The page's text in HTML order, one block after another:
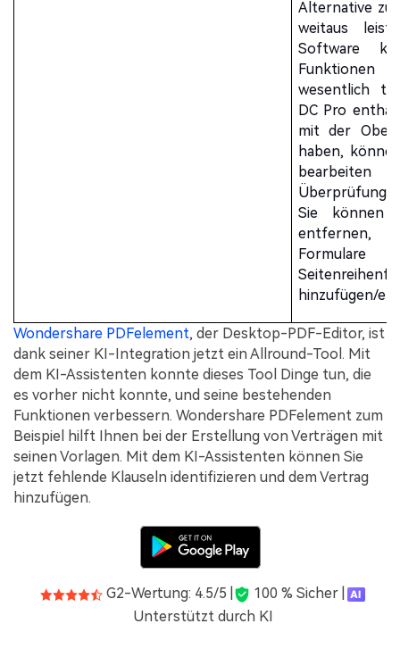
Alternative zu
weitaus
Software
Funktionen
wesentlich
DC Pro
mit der
haben,
Sie können
entfernen,
hinzufügen/
Wondershare PDFelement, der Desktop-PDF-Editor, ist
dank seiner KI-Integration jetzt ein Allround-Tool. Mit
dem KI-Assistenten konnte dieses Tool Dinge tun, die
es vorher nicht konnte, und seine bestehenden
Funktionen verbessern. Wondershare PDFelement zum
Beispiel hilft Ihnen bei der Erstellung von Verträgen mit
seinen Vorlagen. Mit dem KI-Assistenten können Sie
jetzt fehlende Klauseln identifizieren und dem Vertrag
hinzufügen.
G2-Wertung: 4.5/5 |
100 % Sicher |
Unterstützt durch KI